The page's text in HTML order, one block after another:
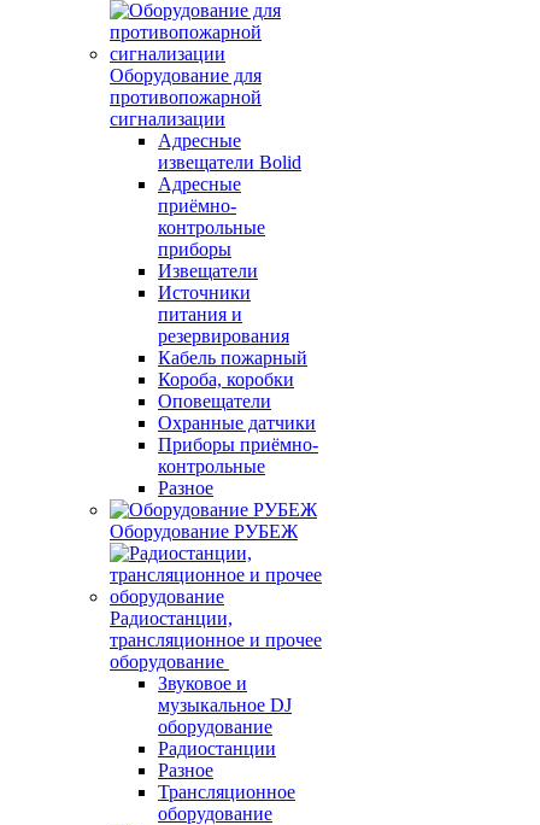
Оборудование для
противопожарной
сигнализации
Адресные
извещатели Bolid
Адресные
приёмно-
контрольные
приборы
Извещатели
Источники
питания и
резервирования
Кабель пожарный
Короба, коробки
Оповещатели
Охранные датчики
Приборы приёмно-
контрольные
Разное
Оборудование РУБЕЖ
Радиостанции,
трансляционное и прочее
оборудование
Звуковое и
музыкальное DJ
оборудование
Радиостанции
Разное
Трансляционное
оборудование